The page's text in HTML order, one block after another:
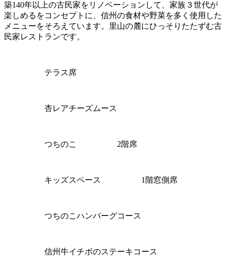
築140年以上の古民家をリノベーションして、家族３世代が
楽しめるをコンセプトに、信州の食材や野菜を多く使用した
メニューをそろえています。里山の麓にひっそりたたずむ古
民家レストランです。
テラス席
杏レアチーズムース
つちのこ 2階席
キッズスペース 1階窓側席
つちのこハンバーグコース
信州牛イチボのステーキコース